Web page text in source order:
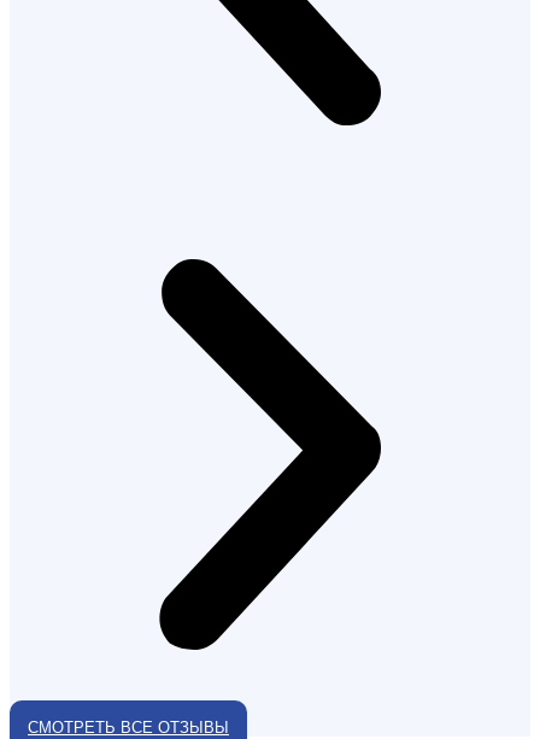
СМОТРЕТЬ ВСЕ ОТЗЫВЫ